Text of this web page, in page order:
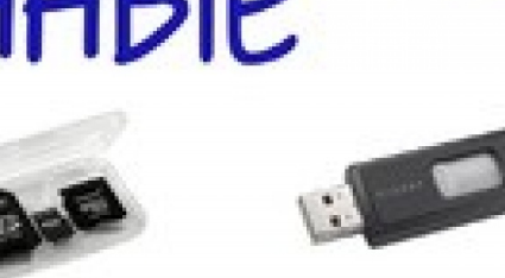
Недвижимость
Спорт и фитнес
Психология и отношения
Творчество и рукоделие
Разное
Работа и бизнес